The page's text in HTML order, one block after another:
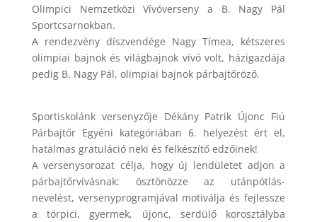
Olimpici Nemzetközi Vívóverseny a B. Nagy Pál
Sportcsarnokban.
A rendezvény díszvendége Nagy Tímea, kétszeres
olimpiai bajnok és világbajnok vívó volt, házigazdája
pedig B. Nagy Pál, olimpiai bajnok párbajtőröző.
Sportiskolánk versenyzője Dékány Patrik Újonc Fiú
Párbajtőr Egyéni kategóriában 6. helyezést ért el,
hatalmas gratuláció neki és felkészítő edzőinek!
A versenysorozat célja, hogy új lendületet adjon a
párbajtőrvívásnak: ösztönözze az utánpótlás-
nevelést, versenyprogramjával motiválja és fejlessze
a törpici, gyermek, újonc, serdülő korosztályba